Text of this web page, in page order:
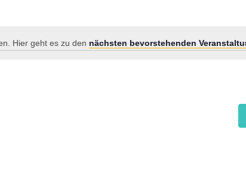
Hinweis
Hier geht es zu den nächsten bevorstehenden